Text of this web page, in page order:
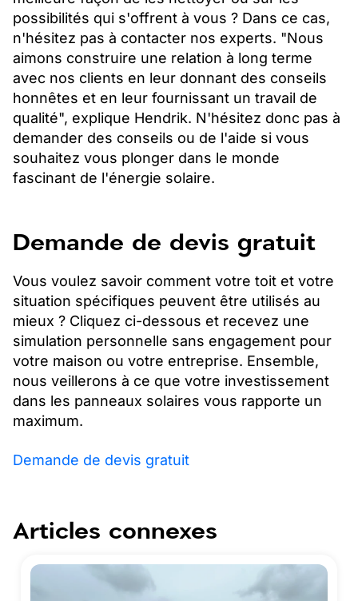
possibilités qui s'offrent à vous ? Dans ce cas,
n'hésitez pas à contacter nos experts. "Nous
aimons construire une relation à long terme
avec nos clients en leur donnant des conseils
honnêtes et en leur fournissant un travail de
qualité", explique Hendrik. N'hésitez donc pas à
demander des conseils ou de l'aide si vous
souhaitez vous plonger dans le monde
fascinant de l'énergie solaire.
Demande de devis gratuit
Vous voulez savoir comment votre toit et votre
situation spécifiques peuvent être utilisés au
mieux ? Cliquez ci-dessous et recevez une
simulation personnelle sans engagement pour
votre maison ou votre entreprise. Ensemble,
nous veillerons à ce que votre investissement
dans les panneaux solaires vous rapporte un
maximum.
Demande de devis gratuit
Articles connexes